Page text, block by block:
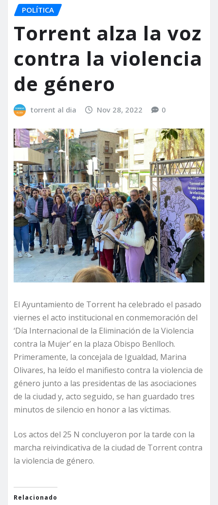
POLÍTICA
Torrent alza la voz
contra la violencia
de género
torrent al dia Nov 28, 2022 0
El Ayuntamiento de Torrent ha celebrado el pasado
viernes el acto institucional en conmemoración del
‘Día Internacional de la Eliminación de la Violencia
contra la Mujer’ en la plaza Obispo Benlloch.
Primeramente, la concejala de Igualdad, Marina
Olivares, ha leído el manifiesto contra la violencia de
género junto a las presidentas de las asociaciones
de la ciudad y, acto seguido, se han guardado tres
minutos de silencio en honor a las víctimas.
Los actos del 25 N concluyeron por la tarde con la
marcha reivindicativa de la ciudad de Torrent contra
la violencia de género.
Relacionado